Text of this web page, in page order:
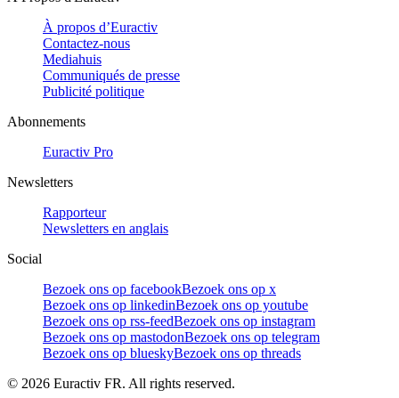
À propos d’Euractiv
Contactez-nous
Mediahuis
Communiqués de presse
Publicité politique
Abonnements
Euractiv Pro
Newsletters
Rapporteur
Newsletters en anglais
Social
Bezoek ons op facebookBezoek ons op x
Bezoek ons op linkedinBezoek ons op youtube
Bezoek ons op rss-feedBezoek ons op instagram
Bezoek ons op mastodonBezoek ons op telegram
Bezoek ons op blueskyBezoek ons op threads
© 2026 Euractiv FR. All rights reserved.